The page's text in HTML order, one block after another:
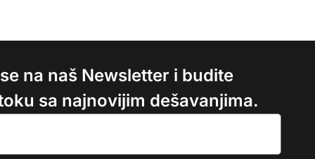
na naš Newsletter i budite
sa najnovijim dešavanjima.